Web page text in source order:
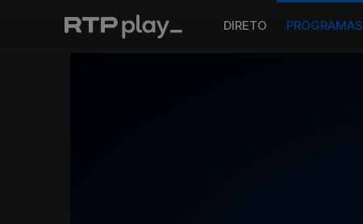
DIRETO PROGRAMAS